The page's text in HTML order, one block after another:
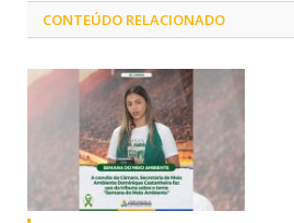
CONTEÚDO RELACIONADO